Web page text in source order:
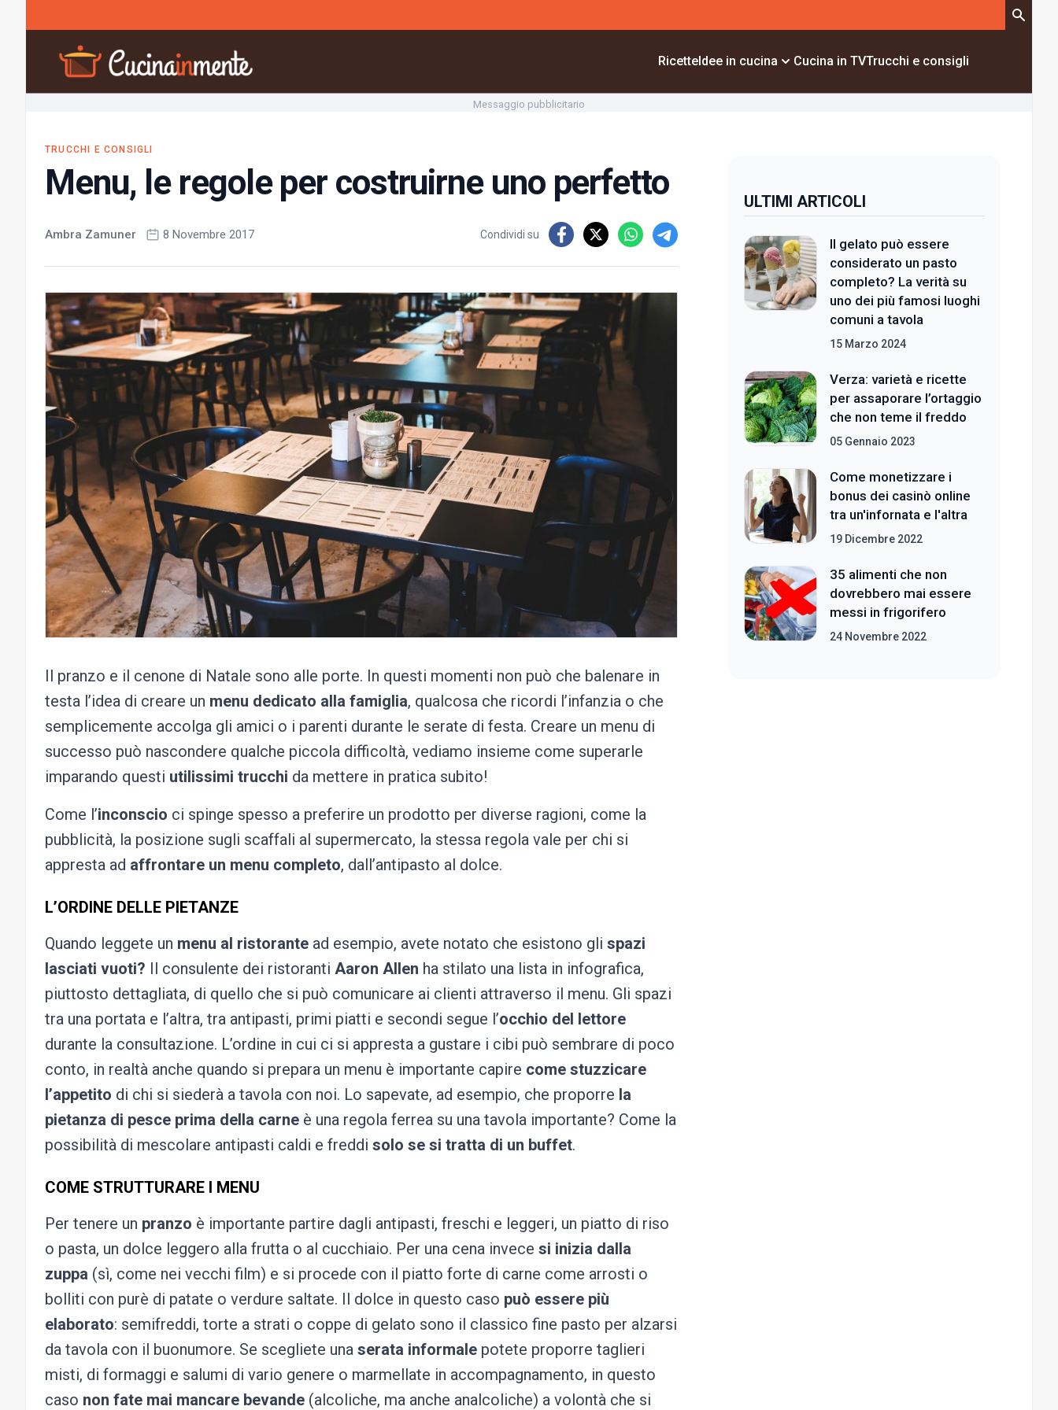
RicetteIdee in cucina Cucina in TVTrucchi e consigli
Messaggio pubblicitario
TRUCCHI E CONSIGLI
Menu, le regole per costruirne uno perfetto
Ambra Zamuner 8 Novembre 2017 Condividi su
Il pranzo e il cenone di Natale sono alle porte. In questi momenti non può che balenare in
testa l’idea di creare un menu dedicato alla famiglia, qualcosa che ricordi l’infanzia o che
semplicemente accolga gli amici o i parenti durante le serate di festa. Creare un menu di
successo può nascondere qualche piccola difficoltà, vediamo insieme come superarle
imparando questi utilissimi trucchi da mettere in pratica subito!
Come l’inconscio ci spinge spesso a preferire un prodotto per diverse ragioni, come la
pubblicità, la posizione sugli scaffali al supermercato, la stessa regola vale per chi si
appresta ad affrontare un menu completo, dall’antipasto al dolce.
L’ORDINE DELLE PIETANZE
Quando leggete un menu al ristorante ad esempio, avete notato che esistono gli spazi
lasciati vuoti? Il consulente dei ristoranti Aaron Allen ha stilato una lista in infografica,
piuttosto dettagliata, di quello che si può comunicare ai clienti attraverso il menu. Gli spazi
tra una portata e l’altra, tra antipasti, primi piatti e secondi segue l’occhio del lettore
durante la consultazione. L’ordine in cui ci si appresta a gustare i cibi può sembrare di poco
conto, in realtà anche quando si prepara un menu è importante capire come stuzzicare
l’appetito di chi si siederà a tavola con noi. Lo sapevate, ad esempio, che proporre la
pietanza di pesce prima della carne è una regola ferrea su una tavola importante? Come la
possibilità di mescolare antipasti caldi e freddi solo se si tratta di un buffet.
COME STRUTTURARE I MENU
Per tenere un pranzo è importante partire dagli antipasti, freschi e leggeri, un piatto di riso
o pasta, un dolce leggero alla frutta o al cucchiaio. Per una cena invece si inizia dalla
zuppa (sì, come nei vecchi film) e si procede con il piatto forte di carne come arrosti o
bolliti con purè di patate o verdure saltate. Il dolce in questo caso può essere più
elaborato: semifreddi, torte a strati o coppe di gelato sono il classico fine pasto per alzarsi
da tavola con il buonumore. Se scegliete una serata informale potete proporre taglieri
misti, di formaggi e salumi di vario genere o marmellate in accompagnamento, in questo
caso non fate mai mancare bevande (alcoliche, ma anche analcoliche) a volontà che si
ULTIMI ARTICOLI
Il gelato può essere
considerato un pasto
completo? La verità su
uno dei più famosi luoghi
comuni a tavola
15 Marzo 2024
Verza: varietà e ricette
per assaporare l’ortaggio
che non teme il freddo
05 Gennaio 2023
Come monetizzare i
bonus dei casinò online
tra un'infornata e l'altra
19 Dicembre 2022
35 alimenti che non
dovrebbero mai essere
messi in frigorifero
24 Novembre 2022